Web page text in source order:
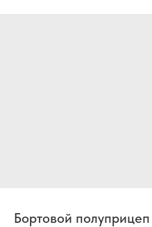
Бортовой